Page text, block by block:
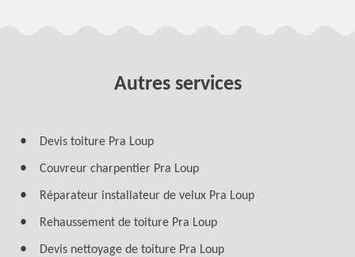
Autres services
Devis toiture Pra Loup
Couvreur charpentier Pra Loup
Réparateur installateur de velux Pra Loup
Rehaussement de toiture Pra Loup
Devis nettoyage de toiture Pra Loup